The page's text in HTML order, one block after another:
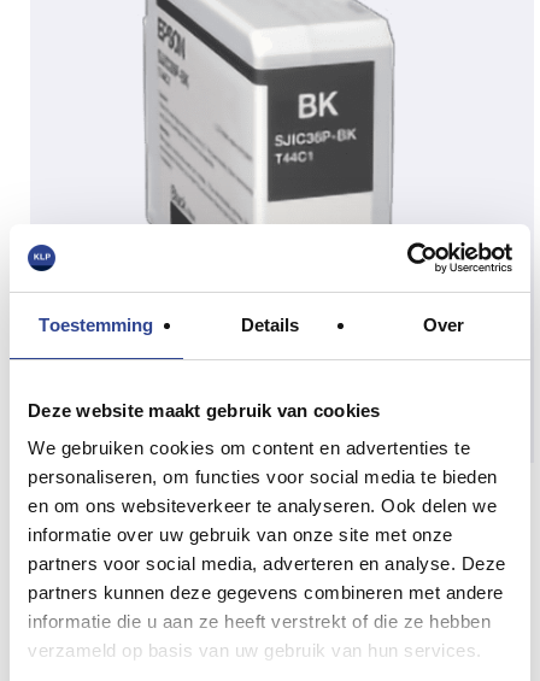
Toestemming Details Over
Deze website maakt gebruik van cookies
We gebruiken cookies om content en advertenties te
personaliseren, om functies voor social media te bieden
en om ons websiteverkeer te analyseren. Ook delen we
informatie over uw gebruik van onze site met onze
partners voor social media, adverteren en analyse. Deze
partners kunnen deze gegevens combineren met andere
informatie die u aan ze heeft verstrekt of die ze hebben
verzameld op basis van uw gebruik van hun services.
CW-C6000 SERIES
INKTCARTRIDGES Zwart BK
Epson C6000 series inkt cartridgesZwart (SJIC36P-BK)
voor de Epson CW-C6000 & CW-C6500 kleuren
labelprinters. Deze Zwarte inkt cartridge past in Epson